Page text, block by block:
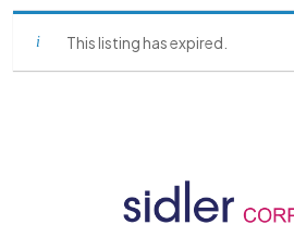
This listing has expired.